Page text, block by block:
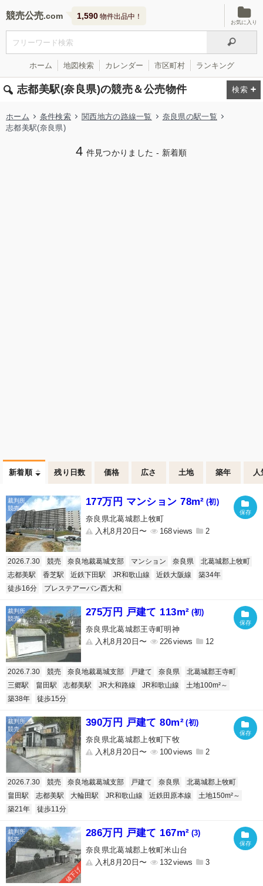
競売公売 1,590 物件出品中！
お気に入り
ホーム 地図検索 カレンダー 市区町村 ランキング
志都美駅(奈良県)の競売＆公売物件
ホーム 条件検索 関西地方の路線一覧
奈良県の駅一覧
志都美駅(奈良県)
4 件見つかりました - 新着順
新着順 残り日数 価格 広さ 土地 築年 人
177万円 マンション 78m² (初)
奈良県北葛城郡上牧町
入札8月20日〜
168 2
2026.7.30 競売 奈良地裁葛城支部 マンション 奈良県
北葛城郡上牧町
志都美駅
香芝駅 近鉄下田駅 JR和歌山線 近鉄大阪線
築34年
徒歩16分
プレステアーバン西大和
275万円 戸建て 113m² (初)
奈良県北葛城郡王寺町明神
入札8月20日〜
226 12
2026.7.30 競売 奈良地裁葛城支部 戸建て 奈良県
北葛城郡王寺町
三郷駅
畠田駅 志都美駅 JR大和路線 JR和歌山線
土地100m²～
築38年
徒歩15分
390万円 戸建て 80m² (初)
奈良県北葛城郡上牧町下牧
入札8月20日〜
100 2
2026.7.30 競売 奈良地裁葛城支部 戸建て 奈良県
北葛城郡上牧町
畠田駅
志都美駅 大輪田駅 JR和歌山線 近鉄田原本線
土地150m²～
築21年
徒歩11分
値下げ
286万円 戸建て 167m² (3)
奈良県北葛城郡上牧町米山台
入札8月20日〜
132 3